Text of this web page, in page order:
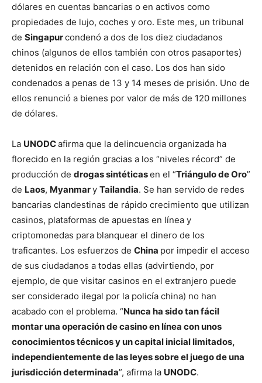
dólares en cuentas bancarias o en activos como
propiedades de lujo, coches y oro. Este mes, un tribunal
de Singapurcondenó a dos de los diez ciudadanos
chinos (algunos de ellos también con otros pasaportes)
detenidos en relación con el caso. Los dos han sido
condenados a penas de 13 y 14 meses de prisión. Uno de
ellos renunció a bienes por valor de más de 120 millones
de dólares.
La UNODCafirma que la delincuencia organizada ha
florecido en la región gracias a los “niveles récord” de
producción de drogas sintéticasen el “Triángulo de Oro”
de Laos, Myanmary Tailandia. Se han servido de redes
bancarias clandestinas de rápido crecimiento que utilizan
casinos, plataformas de apuestas en línea y
criptomonedas para blanquear el dinero de los
traficantes. Los esfuerzos de China por impedir el acceso
de sus ciudadanos a todas ellas (advirtiendo, por
ejemplo, de que visitar casinos en el extranjero puede
ser considerado ilegal por la policía china) no han
acabado con el problema. “Nunca ha sido tan fácil
montar una operación de casino en línea con unos
conocimientos técnicos y un capital inicial limitados,
independientemente de las leyes sobre el juego de una
jurisdicción determinada”, afirma la UNODC.